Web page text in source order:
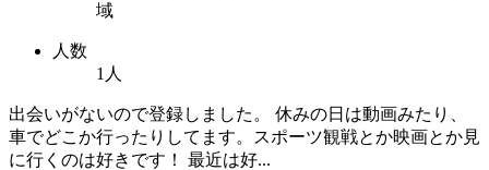
域
人数
1人
出会いがないので登録しました。 休みの日は動画みたり、
車でどこか行ったりしてます。スポーツ観戦とか映画とか見
に行くのは好きです！ 最近は好...